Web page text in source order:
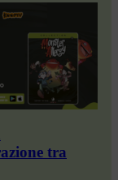
tra